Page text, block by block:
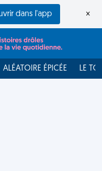
dans l'app ×
ALÉATOIRE ÉPICÉE LE